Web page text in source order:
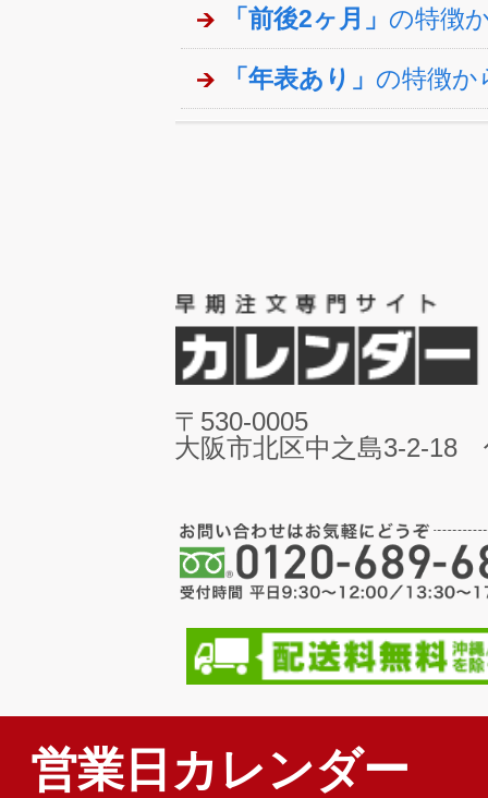
「前後2ヶ月」 の特徴
「年表あり」 の特徴か
〒530-0005
大阪市北区中之島3-2-18
営業日カレンダー